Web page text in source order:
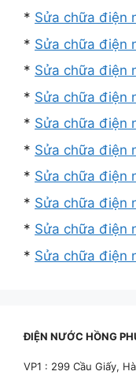
* Sửa chữa điện
* Sửa chữa điện
* Sửa chữa điện
* Sửa chữa điện
* Sửa chữa điện
* Sửa chữa điện
* Sửa chữa điện
* Sửa chữa điện
* Sửa chữa điện
* Sửa chữa điện
ĐIỆN NƯỚC HỒNG
VP1 : 299 Cầu Giấy,